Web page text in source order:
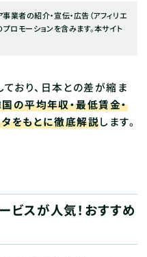
業者の紹介・宣伝・広告（アフィリエ
プロモーションを含みます。本サイト
おり、日本との差が縮ま
の平均年収・最低賃金・
をもとに徹底解説します。
スが人気！おすすめ